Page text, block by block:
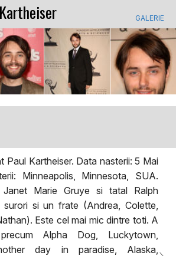
GALERIE
Paul Kartheiser. Data nasterii: 5 Mai
Minneapolis, Minnesota, SUA.
Marie Gruye si tatal Ralph
si un frate (Andrea, Colette,
Este cel mai mic dintre toti. A
Alpha Dog, Luckytown,
day in paradise, Alaska,